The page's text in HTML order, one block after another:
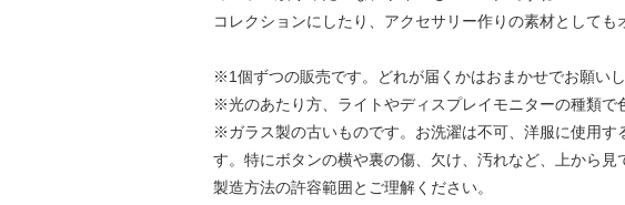
コレクションにしたり、アクセサリー作りの素材としても
※1個ずつの販売です。どれが届くかはおまかせでお願いし
※光のあたり方、ライトやディスプレイモニターの種類で
※ガラス製の古いものです。お洗濯は不可、洋服に使用
す。特にボタンの横や裏の傷、欠け、汚れなど、上から
製造方法の許容範囲とご理解ください。